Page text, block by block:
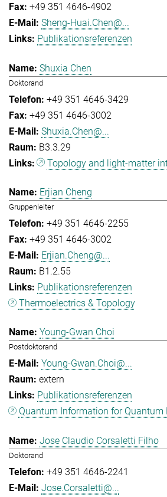
+49 351 4646-4902
Sheng-Huai.Chen@...
Publikationsreferenzen
Shuxia Chen
Doktorand
+49 351 4646-3429
+49 351 4646-3002
Shuxia.Chen@...
B3.3.29
Topology and light-matter
Erjian Cheng
Gruppenleiter
+49 351 4646-2255
+49 351 4646-3002
Erjian.Cheng@...
B1.2.55
Publikationsreferenzen
Thermoelectrics & Topology
Young-Gwan Choi
Postdoktorand
Young-Gwan.Choi@...
extern
Publikationsreferenzen
Quantum Information for Quantum
Jose Claudio Corsaletti Filho
Doktorand
+49 351 4646-2241
Jose.Corsaletti@...